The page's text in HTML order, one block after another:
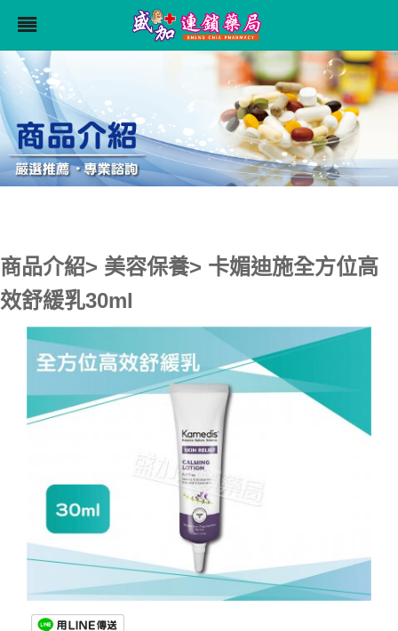
商品介紹> 美容保養> 卡媚迪施全方位高
效舒緩乳30ml